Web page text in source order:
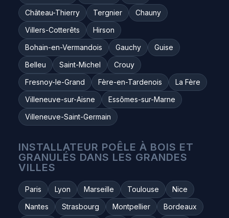
Château-Thierry
Tergnier
Chauny
Villers-Cotterêts
Hirson
Bohain-en-Vermandois
Gauchy
Guise
Belleu
Saint-Michel
Crouy
Fresnoy-le-Grand
Fère-en-Tardenois
La Fère
Villeneuve-sur-Aisne
Essômes-sur-Marne
Villeneuve-Saint-Germain
INSTALLATEUR POÊLE À BOIS ET
GRANULÉS DANS LES GRANDES
VILLES
Paris Lyon Marseille Toulouse
Nice
Nantes
Strasbourg Montpellier
Bordeaux